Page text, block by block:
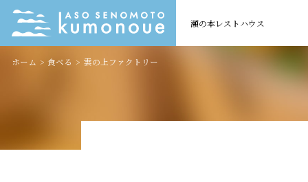
瀬の本レストハウス
ホーム 食べる 雲の上ファクトリー